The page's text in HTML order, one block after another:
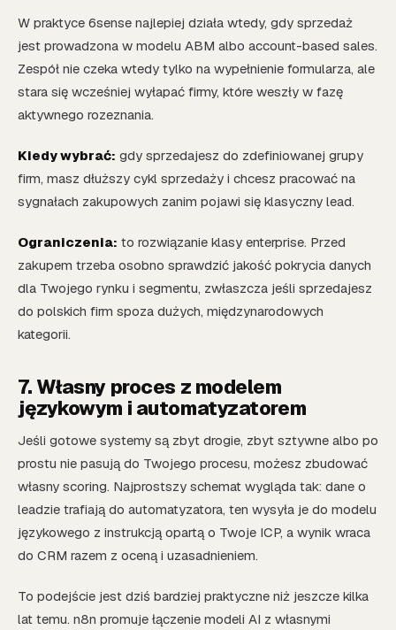
W praktyce 6sense najlepiej działa wtedy, gdy sprzedaż
jest prowadzona w modelu ABM albo account-based sales.
Zespół nie czeka wtedy tylko na wypełnienie formularza, ale
stara się wcześniej wyłapać firmy, które weszły w fazę
aktywnego rozeznania.
Kiedy wybrać: gdy sprzedajesz do zdefiniowanej grupy
firm, masz dłuższy cykl sprzedaży i chcesz pracować na
sygnałach zakupowych zanim pojawi się klasyczny lead.
Ograniczenia: to rozwiązanie klasy enterprise. Przed
zakupem trzeba osobno sprawdzić jakość pokrycia danych
dla Twojego rynku i segmentu, zwłaszcza jeśli sprzedajesz
do polskich firm spoza dużych, międzynarodowych
kategorii.
7. Własny proces z modelem
językowym i automatyzatorem
Jeśli gotowe systemy są zbyt drogie, zbyt sztywne albo po
prostu nie pasują do Twojego procesu, możesz zbudować
własny scoring. Najprostszy schemat wygląda tak: dane o
leadzie trafiają do automatyzatora, ten wysyła je do modelu
językowego z instrukcją opartą o Twoje ICP, a wynik wraca
do CRM razem z oceną i uzasadnieniem.
To podejście jest dziś bardziej praktyczne niż jeszcze kilka
lat temu. n8n promuje łączenie modeli AI z własnymi